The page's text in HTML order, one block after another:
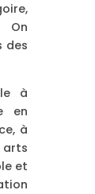
On
des
à
en
à
arts
et